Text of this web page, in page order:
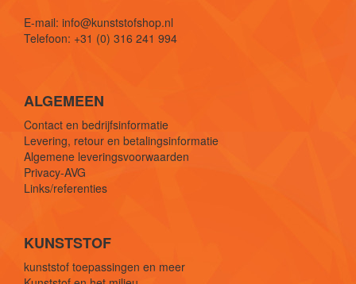
E-mail: info@kunststofshop.nl
Telefoon: +31 (0) 316 241 994
ALGEMEEN
Contact en bedrijfsinformatie
Levering, retour en betalingsinformatie
Algemene leveringsvoorwaarden
Privacy-AVG
Links/referenties
KUNSTSTOF
kunststof toepassingen en meer